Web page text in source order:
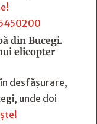
din Bucegi.
elicopter
desfășurare,
unde doi